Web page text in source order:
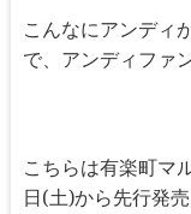
こんなにアンディ
で、アンディファ
こちらは有楽町マ
日(土)から先行発